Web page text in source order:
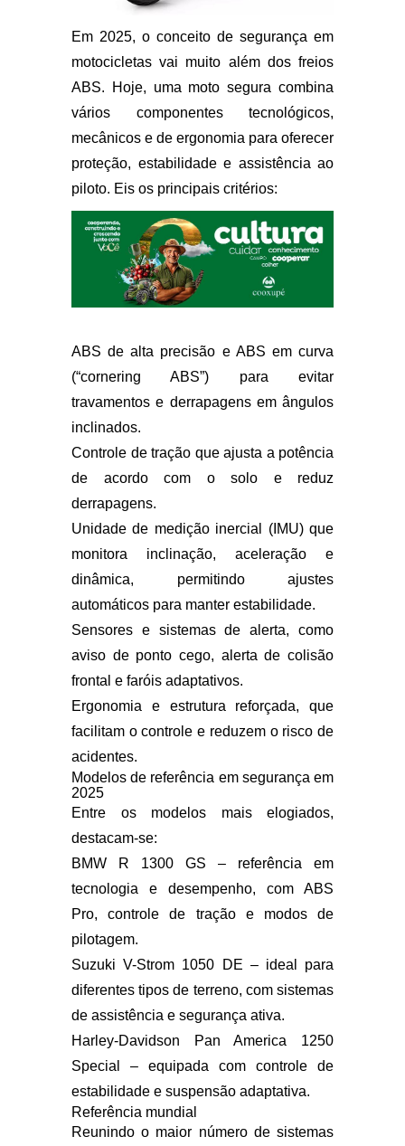
Em 2025, o conceito de segurança em
motocicletas vai muito além dos freios
ABS. Hoje, uma moto segura combina
vários componentes tecnológicos,
mecânicos e de ergonomia para oferecer
proteção, estabilidade e assistência ao
piloto. Eis os principais critérios:
ABS de alta precisão e ABS em curva
(“cornering ABS”) para evitar
travamentos e derrapagens em ângulos
inclinados.
Controle de tração que ajusta a potência
de acordo com o solo e reduz
derrapagens.
Unidade de medição inercial (IMU)que
monitora inclinação, aceleração e
dinâmica, permitindo ajustes
automáticos para manter estabilidade.
Sensores e sistemas de alerta, como
aviso de ponto cego, alerta de colisão
frontal e faróis adaptativos.
Ergonomia e estrutura reforçada, que
facilitam o controle e reduzem o risco de
acidentes.
Modelos de referência em segurança em
2025
Entre os modelos mais elogiados,
destacam-se:
BMW R 1300 GS – referência em
tecnologia e desempenho, com ABS
Pro, controle de tração e modos de
pilotagem.
Suzuki V-Strom 1050 DE – ideal para
diferentes tipos de terreno, com sistemas
de assistência e segurança ativa.
Harley-Davidson Pan America 1250
Special
– equipada com controle de
estabilidade e suspensão adaptativa.
Referência mundial
Reunindo o maior número de sistemas